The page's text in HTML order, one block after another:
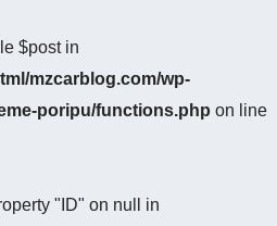
$post in
mzcarblog.com/wp-
poripu/functions.php on line
"ID" on null in